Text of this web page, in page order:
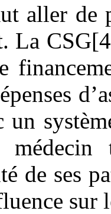
aller de
La
un
de ses
sur